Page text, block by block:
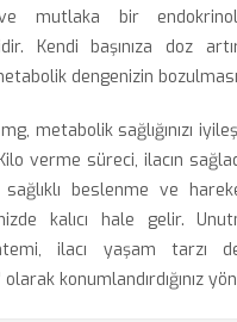
mutlaka bir
Kendi başınıza doz
dengenizin
metabolik sağlığınızı
verme süreci, ilacın
sağlıklı beslenme ve
kalıcı hale gelir.
ilacı yaşam tarzı
olarak konumlandırdığınız